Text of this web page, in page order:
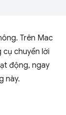
Trên Mac
cụ chuyển lời
động, ngay
này.